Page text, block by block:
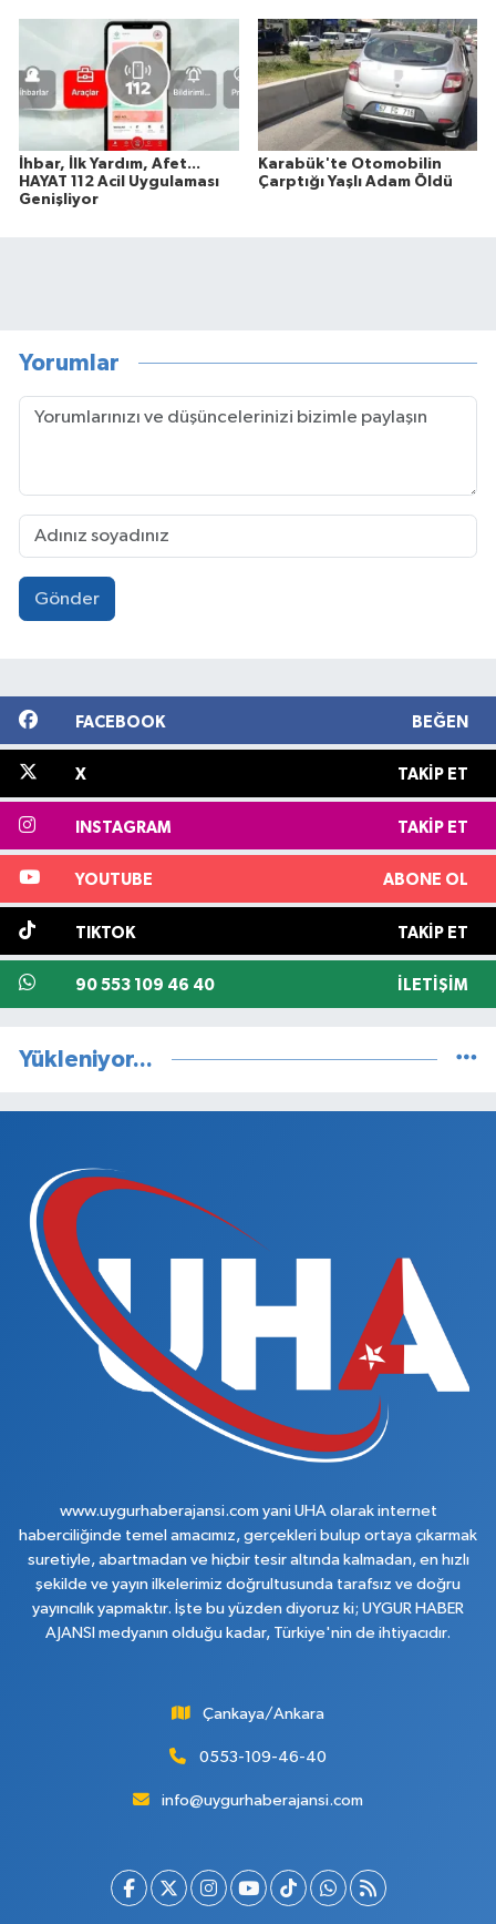
İhbar, İlk Yardım, Afet...
HAYAT 112 Acil Uygulaması
Genişliyor
Karabük'te Otomobilin
Çarptığı Yaşlı Adam Öldü
Yorumlar
Gönder
FACEBOOK BEĞEN
X TAKIP ET
INSTAGRAM TAKIP ET
YOUTUBE ABONE OL
TIKTOK TAKIP ET
90 553 109 46 40 İLETIŞIM
Yükleniyor...
www.uygurhaberajansi.com yani UHA olarak internet
haberciliğinde temel amacımız, gerçekleri bulup ortaya çıkarmak
suretiyle, abartmadan ve hiçbir tesir altında kalmadan, en hızlı
şekilde ve yayın ilkelerimiz doğrultusunda tarafsız ve doğru
yayıncılık yapmaktır. İşte bu yüzden diyoruz ki; UYGUR HABER
AJANSI medyanın olduğu kadar, Türkiye'nin de ihtiyacıdır.
Çankaya/Ankara
0553-109-46-40
info@uygurhaberajansi.com